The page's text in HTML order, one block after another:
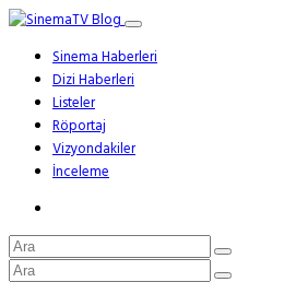
Sinema Haberleri
Dizi Haberleri
Listeler
Röportaj
Vizyondakiler
İnceleme